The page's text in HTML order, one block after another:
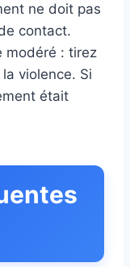
ne doit pas
contact.
modéré : tirez
violence. Si
était